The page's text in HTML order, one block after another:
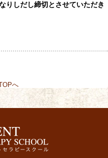
しだし締切とさせていただき
へ